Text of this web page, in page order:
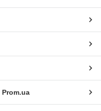
Prom.ua